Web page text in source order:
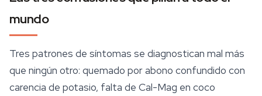
mundo
Tres patrones de síntomas se diagnostican mal más
que ningún otro: quemado por abono confundido con
carencia de potasio, falta de Cal-Mag en coco